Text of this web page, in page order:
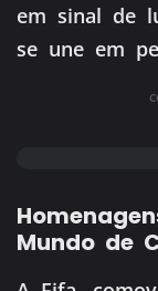
em sinal de
se une em
Mundo de